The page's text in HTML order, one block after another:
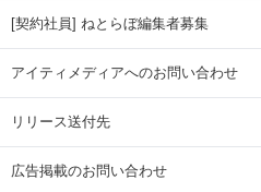
[契約社員] ねとらぼ編集者募集
アイティメディアへのお問い合わせ
リリース送付先
広告掲載のお問い合わせ